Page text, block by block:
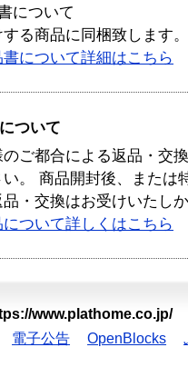
について
する商品に同梱致します。
書について詳細はこちら
ついて
のご都合による返品・交
い。 商品開封後、または
・交換はお受けいたし
について詳しくはこちら
www.plathome.co.jp/
電子公告 OpenBlocks